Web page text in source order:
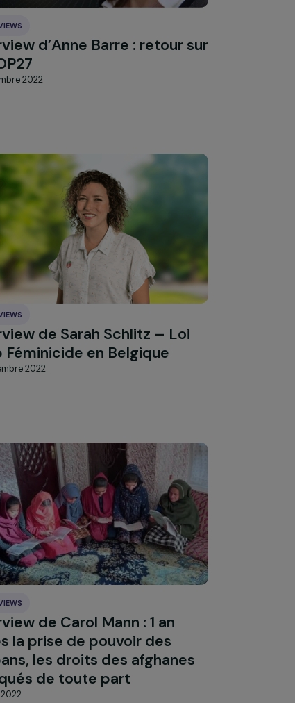
Interview d’Anne Barre : retour
la COP27
12 décembre 2022
INTERVIEWS
Interview de Sarah Schlitz – Loi
Stop Féminicide en Belgique
22 novembre 2022